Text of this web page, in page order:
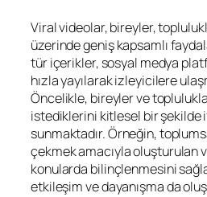
Viral videolar, bireyler,
üzerinde geniş kapsamlı
tür içerikler, sosyal medya
hızla yayılarak izleyicilere
Öncelikle, bireyler ve
istediklerini kitlesel bir şekilde
sunmaktadır. Örneğin,
çekmek amacıyla oluşturulan
konularda bilinçlenmesini
etkileşim ve dayanışma da